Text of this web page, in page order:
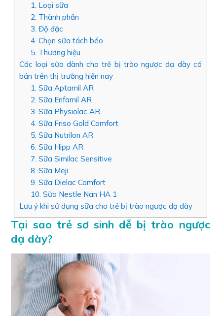
1. Loại sữa
2. Thành phần
3. Độ đặc
4. Chọn sữa tách béo
5. Thương hiệu
Các loại sữa dành cho trẻ bị trào ngược dạ dày có
bán trên thị trường hiện nay
1. Sữa Aptamil AR
2. Sữa Enfamil AR
3. Sữa Physiolac AR
4. Sữa Friso Gold Comfort
5. Sữa Nutrilon AR
6. Sữa Hipp AR
7. Sữa Similac Sensitive
8. Sữa Meji
9. Sữa Dielac Comfort
10. Sữa Nestle Nan HA 1
Lưu ý khi sử dụng sữa cho trẻ bị trào ngược dạ dày
Tại sao trẻ sơ sinh dễ bị trào ngược
dạ dày?